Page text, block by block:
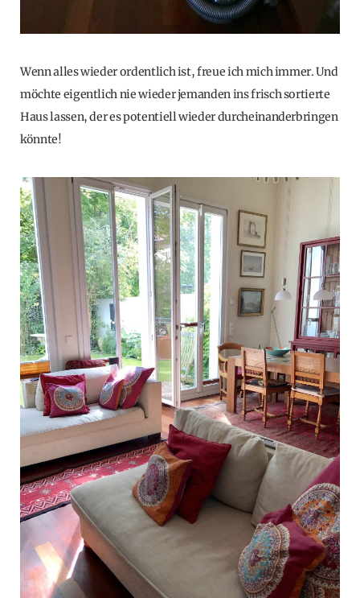
Wenn alles wieder ordentlich ist, freue ich mich immer. Und
möchte eigentlich nie wieder jemanden ins frisch sortierte
Haus lassen, der es potentiell wieder durcheinanderbringen
könnte!